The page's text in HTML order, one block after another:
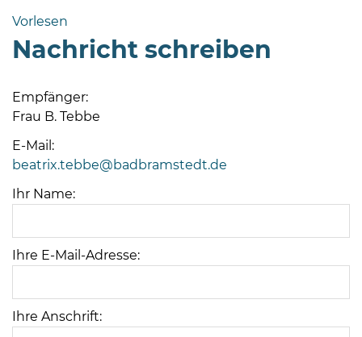
Bramstedt
Bleeck 15-
Bramstedt
04192-
506-
Mo,
Fr
08
Uhr
Vorlesen
Nachricht schreiben
Empfänger:
Frau B. Tebbe
E-Mail:
beatrix.tebbe@badbramstedt.de
Ihr Name:
Ihre E-Mail-Adresse:
Ihre Anschrift: